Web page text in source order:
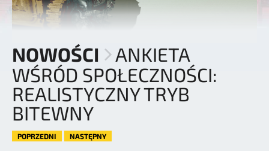
NOWOŚCI
ANKIETA
WŚRÓD SPOŁECZNOŚCI:
REALISTYCZNY TRYB
BITEWNY
POPRZEDNI NASTĘPNY